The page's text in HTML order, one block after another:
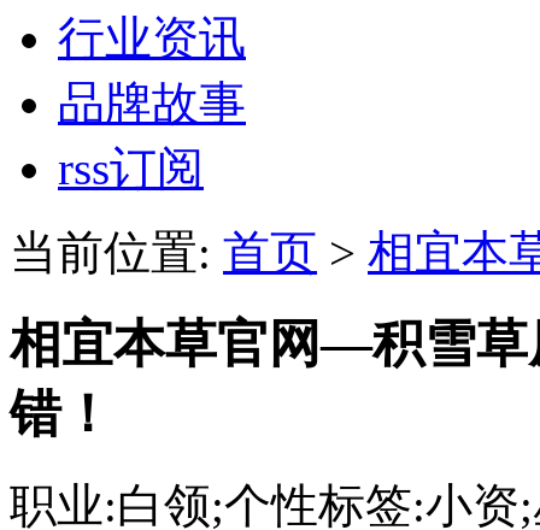
行业资讯
品牌故事
rss订阅
当前位置: 首页 > 相宜本
相宜本草官网—积雪草
错！
职业:白领;个性标签:小资